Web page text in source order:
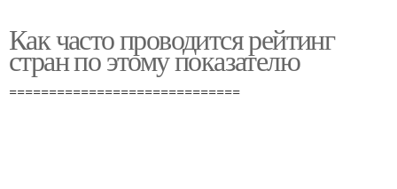
Как часто проводится рейтинг
стран по этому показателю
=============================